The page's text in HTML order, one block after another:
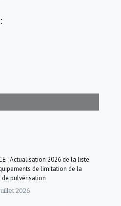
: Actualisation 2026 de la liste
de limitation de la
de pulvérisation
2026